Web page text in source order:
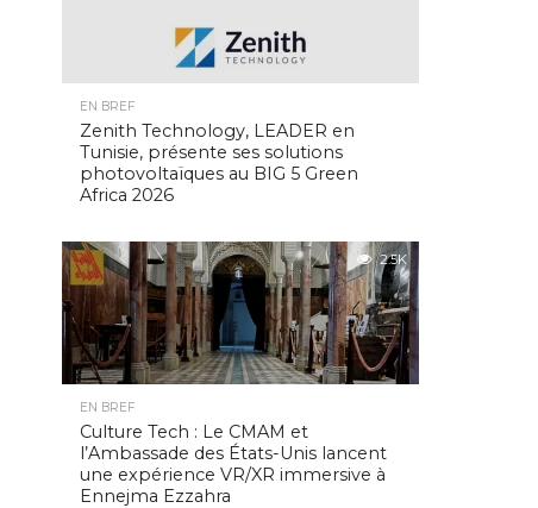
EN BREF
Zenith Technology, LEADER en
Tunisie, présente ses solutions
photovoltaïques au BIG 5 Green
Africa 2026
2.5K
EN BREF
Culture Tech : Le CMAM et
l’Ambassade des États-Unis lancent
une expérience VR/XR immersive à
Ennejma Ezzahra